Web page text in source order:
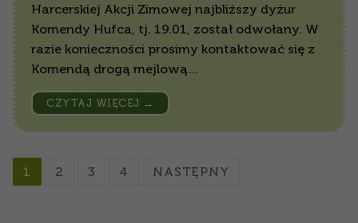
Harcerskiej Akcji Zimowej najbliższy dyżur
Komendy Hufca, tj. 19.01, został odwołany. W
razie konieczności prosimy kontaktować się z
Komendą drogą mejlową…
CZYTAJ WIĘCEJ →
Nawigacja
1 2 3 4 NASTĘPNY